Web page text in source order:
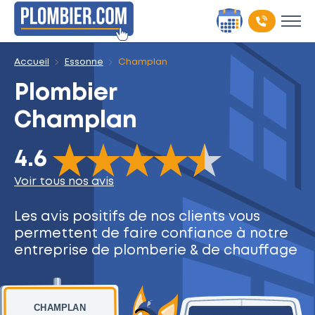
Accueil Essonne Champlan
Plombier
Champlan
4.6
The rating of this product is 4.6out of 5
Voir tous nos avis
Les avis positifs de nos clientsvous
permettent de faire confiance à notre
entreprise de plomberie & de chauffage
CHAMPLAN